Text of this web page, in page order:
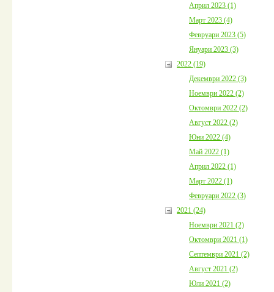
Април 2023 (1)
Март 2023 (4)
Февруари 2023 (5)
Януари 2023 (3)
2022 (19)
Декември 2022 (3)
Ноември 2022 (2)
Октомври 2022 (2)
Август 2022 (2)
Юни 2022 (4)
Май 2022 (1)
Април 2022 (1)
Март 2022 (1)
Февруари 2022 (3)
2021 (24)
Ноември 2021 (2)
Октомври 2021 (1)
Септември 2021 (2)
Август 2021 (2)
Юли 2021 (2)